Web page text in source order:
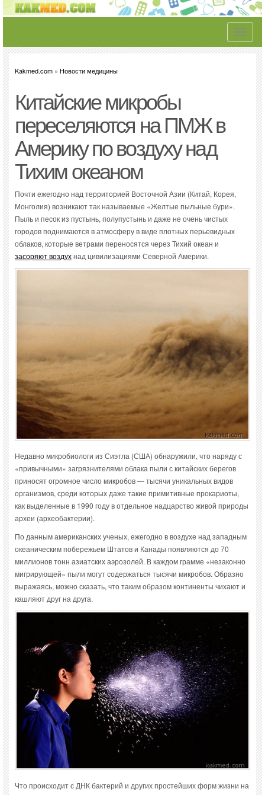
Toggle
Kakmed.com » Новости медицины
Китайские микробы
переселяются на ПМЖ в
Америку по воздуху над
Тихим океаном
Почти ежегодно над территорией Восточной Азии (Китай, Корея,
Монголия) возникают так называемые «Желтые пыльные бури».
Пыль и песок из пустынь, полупустынь и даже не очень чистых
городов поднимаются в атмосферу в виде плотных перьевидных
облаков, которые ветрами переносятся через Тихий океан и
засоряют воздухнад цивилизациями Северной Америки.
Недавно микробиологи из Сиэтла (США) обнаружили, что наряду с
«привычными» загрязнителями облака пыли с китайских берегов
приносят огромное число микробов — тысячи уникальных видов
организмов, среди которых даже такие примитивные прокариоты,
как выделенные в 1990 году в отдельное надцарство живой природы
археи (археобактерии).
По данным американских ученых, ежегодно в воздухе над западным
океаническим побережьем Штатов и Канады появляются до 70
миллионов тонн азиатских аэрозолей. В каждом грамме «незаконно
мигрирующей» пыли могут содержаться тысячи микробов. Образно
выражаясь, можно сказать, что таким образом континенты чихают и
кашляют друг на друга.
Что происходит с ДНК бактерий и других простейших форм жизни на